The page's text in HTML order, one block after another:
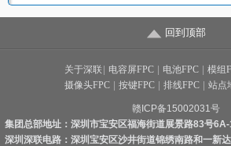
回到顶部
关于深联 电容屏FPC 电池FPC 模组
摄像头FPC
按键FPC 排线FPC 站点
赣ICP备15002031号
集团总部地址：深圳市宝安区福海街道展景路83号
深圳深联电路：深圳宝安区沙井街道锦绣南路和一新